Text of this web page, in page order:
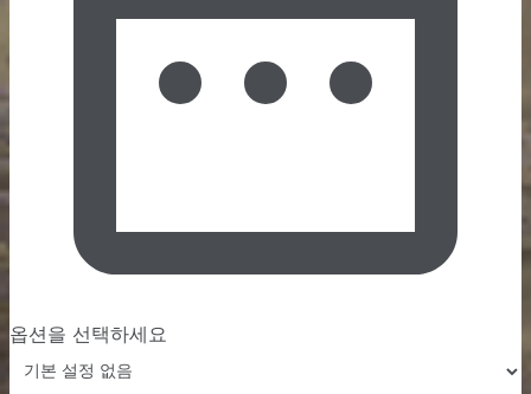
옵션을 선택하세요